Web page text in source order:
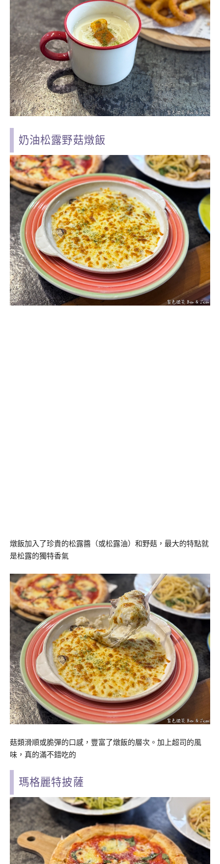
奶油松露野菇燉飯
燉飯加入了珍貴的松露醬（或松露油）和野菇，最大的特點就
是松露的獨特香氣
菇類滑順或脆彈的口感，豐富了燉飯的層次。加上超司的風
味，真的滿不錯吃的
瑪格麗特披薩